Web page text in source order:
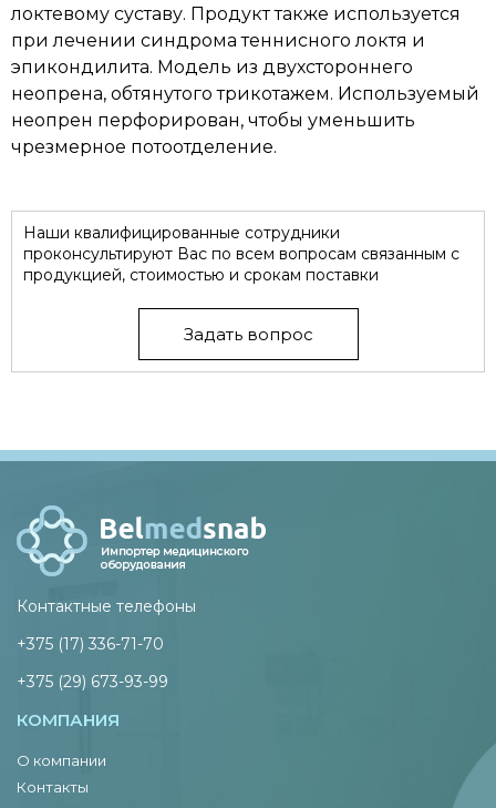
локтевому суставу. Продукт также используется
при лечении синдрома теннисного локтя и
эпикондилита. Модель из двухстороннего
неопрена, обтянутого трикотажем. Используемый
неопрен перфорирован, чтобы уменьшить
чрезмерное потоотделение.
Наши квалифицированные сотрудники
проконсультируют Вас по всем вопросам связанным с
продукцией, стоимостью и срокам поставки
Задать вопрос
Контактные телефоны
+375 (17) 336-71-70
+375 (29) 673-93-99
КОМПАНИЯ
О компании
Контакты